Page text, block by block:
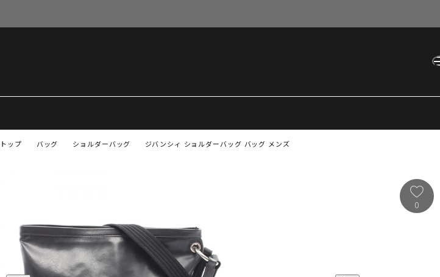
トップ ジバンシィ ショルダーバッグ バッグ メンズ
バッグ ショルダーバッグ
0